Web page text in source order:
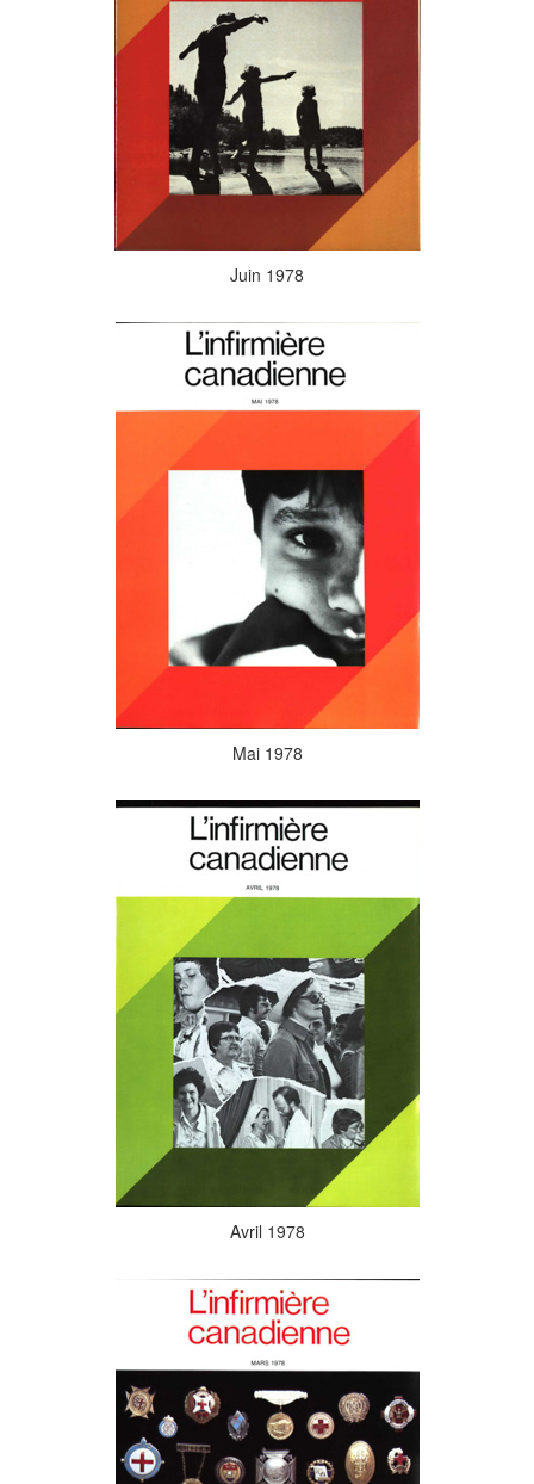
Juin 1978
Mai 1978
Avril 1978